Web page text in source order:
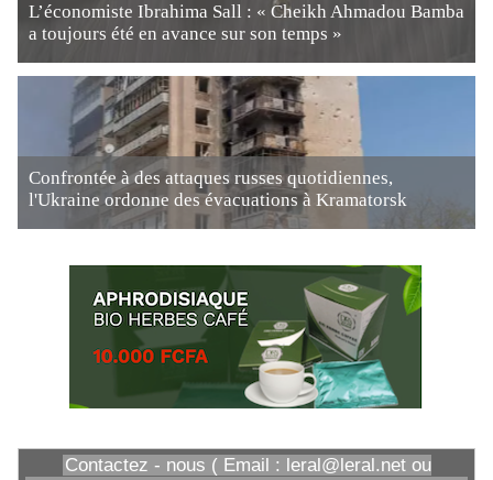
L’économiste Ibrahima Sall : « Cheikh Ahmadou Bamba
a toujours été en avance sur son temps »
Confrontée à des attaques russes quotidiennes,
l'Ukraine ordonne des évacuations à Kramatorsk
Contactez - nous ( Email : leral@leral.net ou